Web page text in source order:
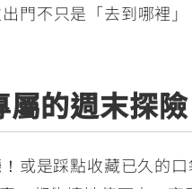
門不只是「去到哪裡
的週末探險
或是踩點收藏已久的